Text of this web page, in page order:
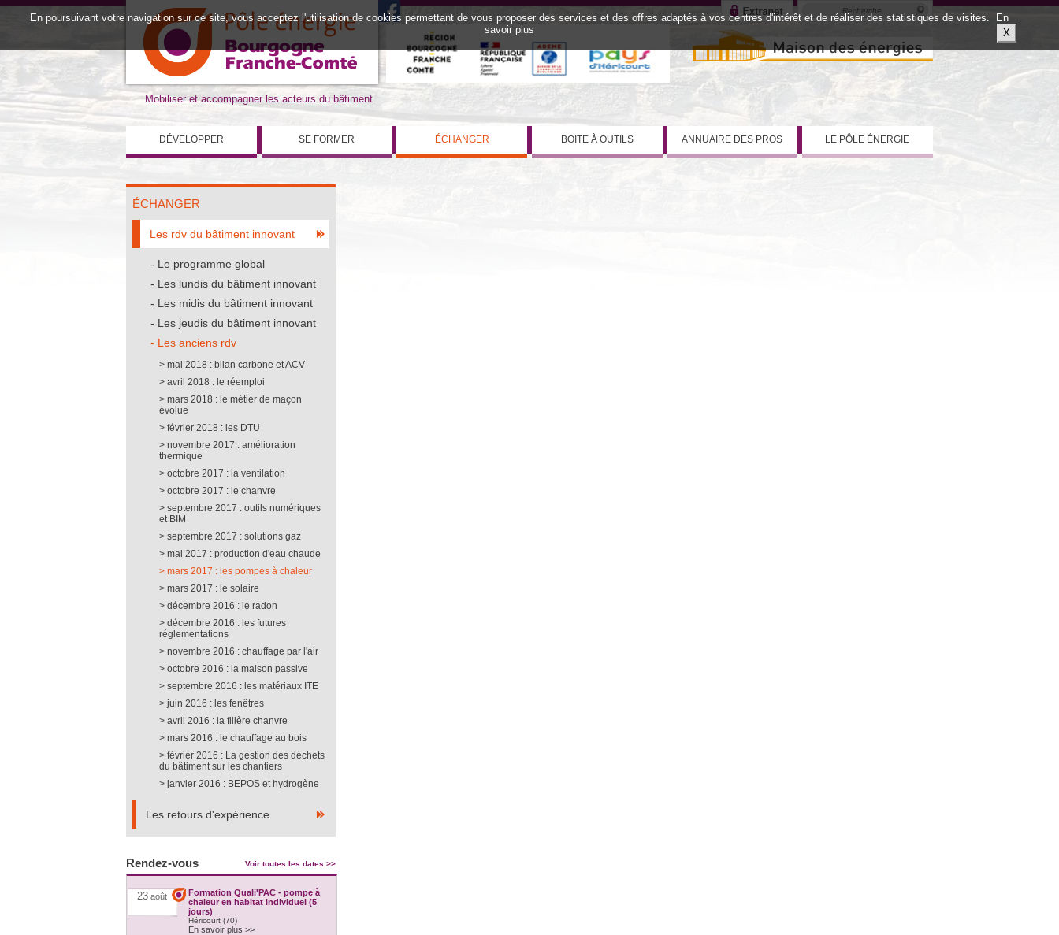
Mobiliser et accompagner les acteurs du bâtiment
DÉVELOPPER SE FORMER ÉCHANGER BOITE À OUTILS ANNUAIRE DES PROS LE PÔLE ÉNERGIE
ÉCHANGER
Les rdv du bâtiment innovant
Le programme global
Les lundis du bâtiment innovant
Les midis du bâtiment innovant
Les jeudis du bâtiment innovant
Les anciens rdv
mai 2018 : bilan carbone et ACV
avril 2018 : le réemploi
mars 2018 : le métier de maçon
évolue
février 2018 : les DTU
novembre 2017 : amélioration
thermique
octobre 2017 : la ventilation
octobre 2017 : le chanvre
septembre 2017 : outils numériques
et BIM
septembre 2017 : solutions gaz
mai 2017 : production d'eau chaude
mars 2017 : les pompes à chaleur
mars 2017 : le solaire
décembre 2016 : le radon
décembre 2016 : les futures
réglementations
novembre 2016 : chauffage par l'air
octobre 2016 : la maison passive
septembre 2016 : les matériaux ITE
juin 2016 : les fenêtres
avril 2016 : la filière chanvre
mars 2016 : le chauffage au bois
février 2016 : La gestion des déchets
du bâtiment sur les chantiers
janvier 2016 : BEPOS et hydrogène
Les retours d'expérience
Rendez-vous Voir toutes les dates >>
23 août
Formation Quali'PAC - pompe à
chaleur en habitat individuel (5
jours)
Héricourt (70)
En savoir plus >>
En poursuivant votre navigation sur ce site, vous acceptez l'utilisation de cookies permettant de vous proposer des services et des offres adaptés à vos centres d'intérêt et de réaliser des statistiques de visites.
En
savoir plus
X